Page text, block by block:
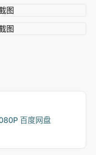
百度网盘